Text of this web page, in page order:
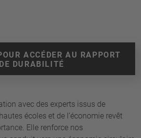
ACCÉDER AU RAPPORT
DE DURABILITÉ
avec des experts issus de
écoles et de l’économie revêt
Elle renforce nos